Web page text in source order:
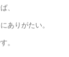
、
ありがたい。
。